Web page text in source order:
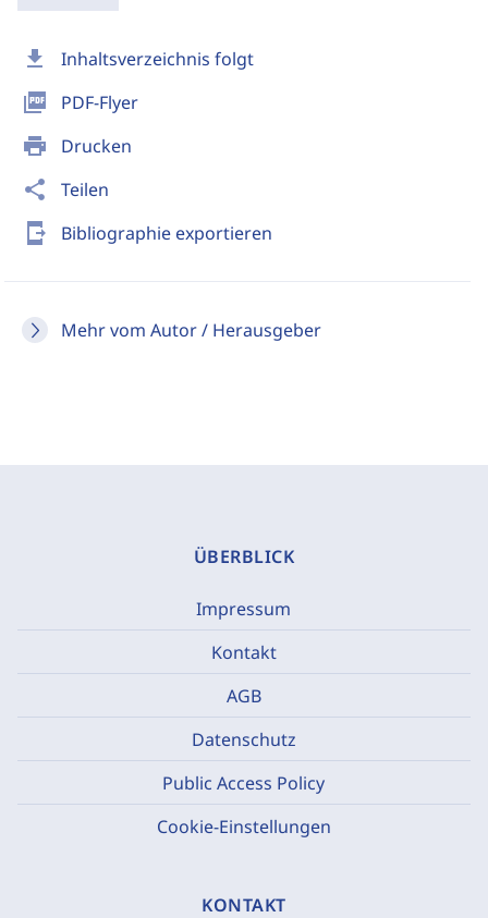
download Inhaltsverzeichnis folgt
picture_as_pdf PDF-Flyer
print Drucken
share Teilen
send_to_mobile Bibliographie exportieren
Mehr vom Autor / Herausgeber
ÜBERBLICK
Impressum
Kontakt
AGB
Datenschutz
Public Access Policy
Cookie-Einstellungen
KONTAKT